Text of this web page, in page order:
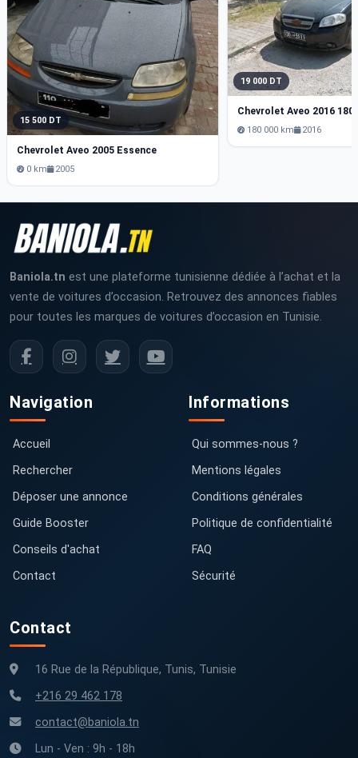
15 500 DT
Chevrolet Aveo 2005 Essence
0 km 2005
19 000 DT
Chevrolet Aveo 2016
180 000 km 2016
Baniola.tn est une plateforme tunisienne dédiée à l’achat et la
vente de voitures d’occasion. Retrouvez des annonces fiables
pour toutes les marques de voitures d’occasion en Tunisie.
Navigation
Accueil
Rechercher
Déposer une annonce
Guide Booster
Conseils d'achat
Contact
Informations
Qui sommes-nous ?
Mentions légales
Conditions générales
Politique de confidentialité
FAQ
Sécurité
Contact
16 Rue de la République, Tunis, Tunisie
+216 29 462 178
contact@baniola.tn
Lun - Ven : 9h - 18h